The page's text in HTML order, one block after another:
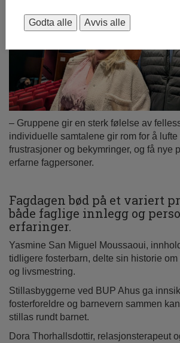
– Gruppene gir en sterk følelse av
individuelle samtalene gir rom for å lufte
frustrasjoner og bekymringer, og få nye
erfarne fagpersoner.
Fagdagen bød på et variert
både faglige innlegg og
erfaringer.
Yasmine San Miguel Moussaoui,
tidligere fosterbarn, delte sin historie
og livsmestring.
Stillasbyggerne ved BUP Ahus ga
fosterforeldre og barnevern sammen
stillas rundt barnet.
Dora Thorhallsdottir, relasjonsterapeut
Godta alle Avvis alle